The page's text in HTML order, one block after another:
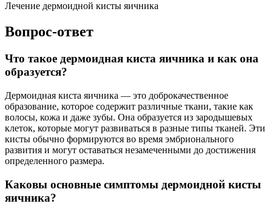
Лечение дермоидной кисты яичника
Вопрос-ответ
Что такое дермоидная киста яичника и как она
образуется?
Дермоидная киста яичника — это доброкачественное
образование, которое содержит различные ткани, такие как
волосы, кожа и даже зубы. Она образуется из зародышевых
клеток, которые могут развиваться в разные типы тканей. Эти
кисты обычно формируются во время эмбрионального
развития и могут оставаться незамеченными до достижения
определенного размера.
Каковы основные симптомы дермоидной кисты
яичника?